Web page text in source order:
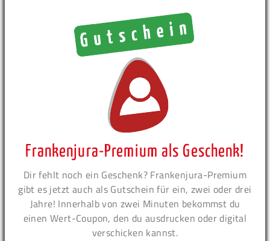
Frankenjura-Premium als Geschenk!
Dir fehlt noch ein Geschenk? Frankenjura-Premium
gibt es jetzt auch als Gutschein für ein, zwei oder drei
Jahre! Innerhalb von zwei Minuten bekommst du
einen Wert-Coupon, den du ausdrucken oder digital
verschicken kannst.